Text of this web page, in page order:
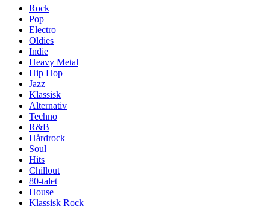
Rock
Pop
Electro
Oldies
Indie
Heavy Metal
Hip Hop
Jazz
Klassisk
Alternativ
Techno
R&B
Hårdrock
Soul
Hits
Chillout
80-talet
House
Klassisk Rock